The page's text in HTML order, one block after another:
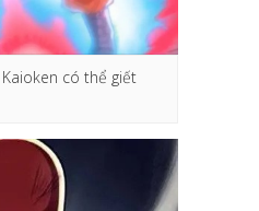
có thể giết